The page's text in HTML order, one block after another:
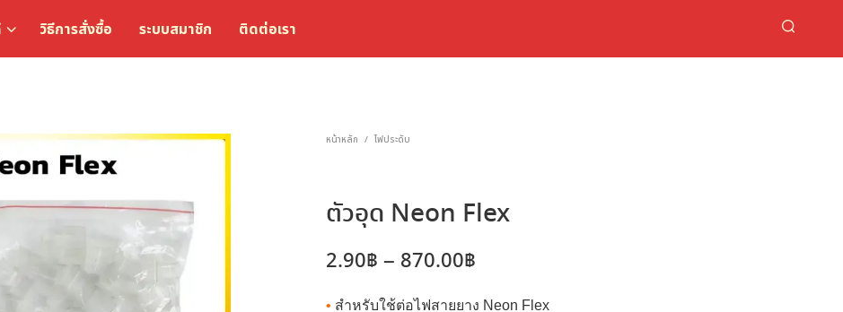
วิธีการสั่งซื้อ ระบบสมาชิก ติดต่อเรา
หน้าหลัก / ไฟประดับ
ตัวอุด Neon Flex
2.90฿ – 870.00฿
• สำหรับใช้ต่อไฟสายยาง Neon Flex